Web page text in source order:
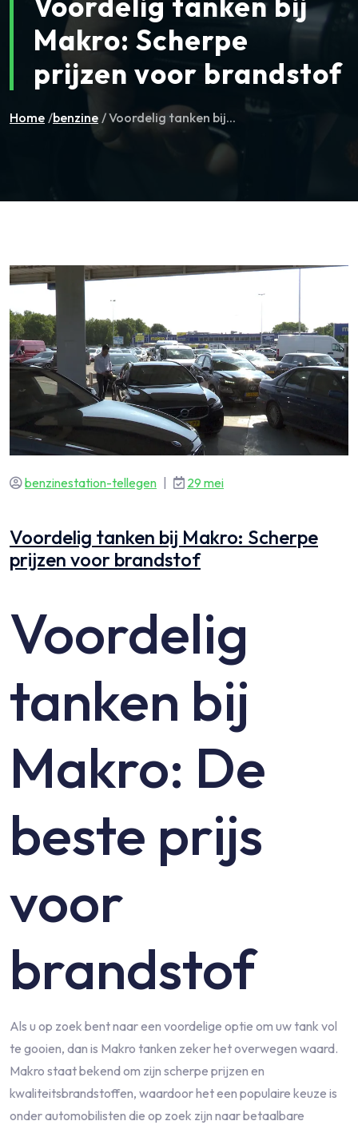
Makro: Scherpe
prijzen voor brandstof
Home /benzine / Voordelig tanken bij...
benzinestation-tellegen 29 mei
Voordelig tanken bij Makro: Scherpe
prijzen voor brandstof
Voordelig
tanken bij
Makro: De
beste prijs
voor
brandstof
Als u op zoek bent naar een voordelige optie om uw tank vol
te gooien, dan is Makro tanken zeker het overwegen waard.
Makro staat bekend om zijn scherpe prijzen en
kwaliteitsbrandstoffen, waardoor het een populaire keuze is
onder automobilisten die op zoek zijn naar betaalbare